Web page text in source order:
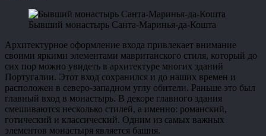
Бывший монастырь Санта-Маринья-да-Кошта
Архитектурное оформление входа привлекает внимание
своими яркими элементами мавританского стиля, который до
сих пор можно увидеть в архитектуре многих зданий
Португалии. Этот вход сохранился и до наших времен и
расположен в северо-западном углу обители. Раньше это был
главный вход в монастырь. В декоре главного здания
смешиваются несколько стилей, а именно: романский,
готический и классический. Одним из самых важных
элементов монастыря является башня.